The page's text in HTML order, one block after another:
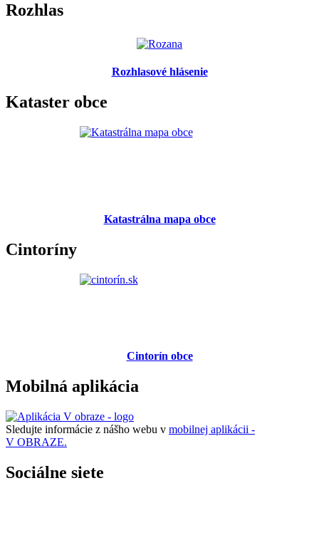
Rozhlas
Rozhlasové hlásenie
Kataster obce
Katastrálna mapa obce
Cintoríny
Cintorín obce
Mobilná aplikácia
Sledujte informácie z nášho webu v mobilnej aplikácii -
V OBRAZE.
Sociálne siete